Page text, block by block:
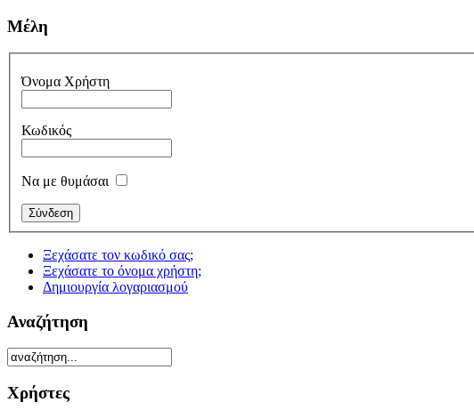
Μέλη
Όνομα Χρήστη
Κωδικός
Να με θυμάσαι
Ξεχάσατε τον κωδικό σας;
Ξεχάσατε το όνομα χρήστη;
Δημιουργία λογαριασμού
Αναζήτηση
Χρήστες